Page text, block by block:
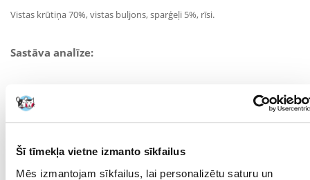
Šī tīmekļa vietne izmanto sīkfailus
Mēs izmantojam sīkfailus, lai personalizētu saturu un
Vistas krūtiņa 70%, vistas buljons, sparģeļi 5%, rīsi.
Sastāva analīze:
olbaltumvielas 15%, neapstrādātas šķiedras 0,1%, neapstrādāts tauks
1%, neapstrādāts pelnu saturs 1%, mitrums 81%."